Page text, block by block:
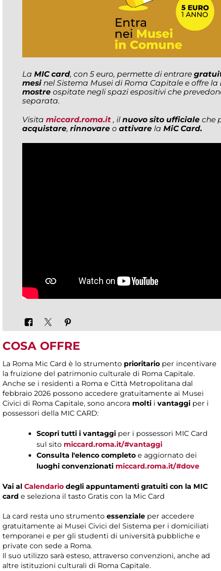
La MIC card, con 5 euro, permette di entrare
mesi nel Sistema Musei di Roma Capitale e offre la
mostre ospitate negli spazi espositivi che
separata.
Visita miccard.roma.it , il nuovo sito ufficiale che
acquistare, rinnovare o attivare la MiC Card.
COSA OFFRE
La Roma Mic Card è lo strumento prioritario per incentivare
la fruizione del patrimonio culturale di Roma Capitale.
Anche se i residenti a Roma e Città Metropolitana dal
febbraio 2026 possono accedere gratuitamente ai Musei
Civici di Roma Capitale, sono ancora molti i vantaggi per i
possessori della MIC CARD:
Scopri tutti i vantaggi per i possessori MIC Card
sul sito miccard.roma.it/#vantaggi
Consulta l'elenco completoe aggiornato dei
luoghi convenzionati miccard.roma.it/#dove
Vai al Calendario degli appuntamenti gratuiti con la MIC
card e seleziona il tasto Gratis con la Mic Card
La card resta uno strumento essenziale per accedere
gratuitamente ai Musei Civici del Sistema per i domiciliati
temporanei e per gli studenti di università pubbliche e
private con sede a Roma.
Il suo utilizzo sarà esteso, attraverso convenzioni, anche ad
altre istituzioni culturali di Roma Capitale.